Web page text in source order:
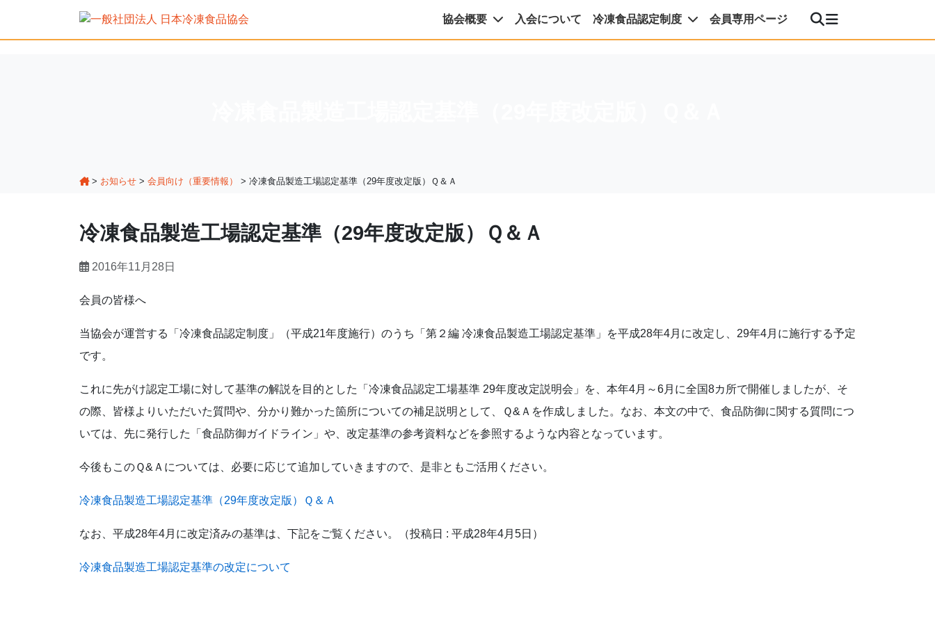
協会概要 入会について 冷凍食品認定制度 会員専用ページ
> お知らせ > 会員向け（重要情報） > 冷凍食品製造工場認定基準（29年度改定版）Ｑ＆Ａ
冷凍食品製造工場認定基準（29年度改定版）Ｑ＆Ａ
2016年11月28日
会員の皆様へ
当協会が運営する「冷凍食品認定制度」（平成21年度施行）のうち「第２編 冷凍食品製造工場認定基準」を平成28年4月に改定し、29年4月に施行する予定
です。
これに先がけ認定工場に対して基準の解説を目的とした「冷凍食品認定工場基準 29年度改定説明会」を、本年4月～6月に全国8カ所で開催しましたが、そ
の際、皆様よりいただいた質問や、分かり難かった箇所についての補足説明として、Ｑ&Ａを作成しました。なお、本文の中で、食品防御に関する質問につ
いては、先に発行した「食品防御ガイドライン」や、改定基準の参考資料などを参照するような内容となっています。
今後もこのＱ&Ａについては、必要に応じて追加していきますので、是非ともご活用ください。
冷凍食品製造工場認定基準（29年度改定版）Ｑ＆Ａ
なお、平成28年4月に改定済みの基準は、下記をご覧ください。（投稿日 : 平成28年4月5日）
冷凍食品製造工場認定基準の改定について